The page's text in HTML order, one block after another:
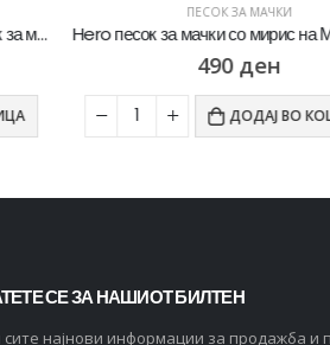
Hero песок за мачки со мирис на Марсејски сапун [Вреќичка 10Л]
ДОДАЈ ВО КОШНИЦА
СЕ ЗА НАШИОТ БИЛТЕН
сите најнови информации за продажба и